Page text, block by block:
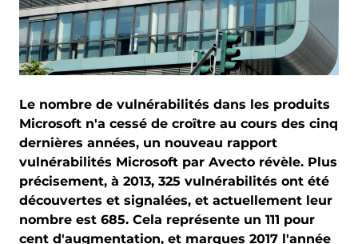
Le nombre de vulnérabilités dans les produits
Microsoft n'a cessé de croître au cours des cinq
dernières années, un nouveau rapport
vulnérabilités Microsoft par Avecto révèle. Plus
précisement, à 2013, 325 vulnérabilités ont été
découvertes et signalées, et actuellement leur
nombre est 685. Cela représente un 111 pour
cent d'augmentation, et marques 2017 l'année